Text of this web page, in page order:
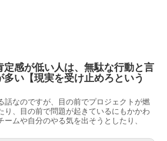
定感が低い人は、無駄な行動と言
多い【現実を受け止めろという
話なのですが、目の前でプロジェクトが燃
り、目の前で問題が起きているにもかかわ
ームや自分のやる気を出そうとしたり、